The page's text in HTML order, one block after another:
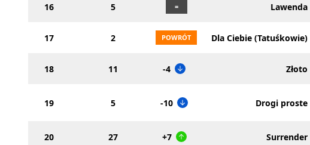
16 5 Lawenda
17 2 Dla Ciebie (Tatuśkowie)
18 11 -4 Złoto
19 5 -10 Drogi proste
20 27 +7 Surrender